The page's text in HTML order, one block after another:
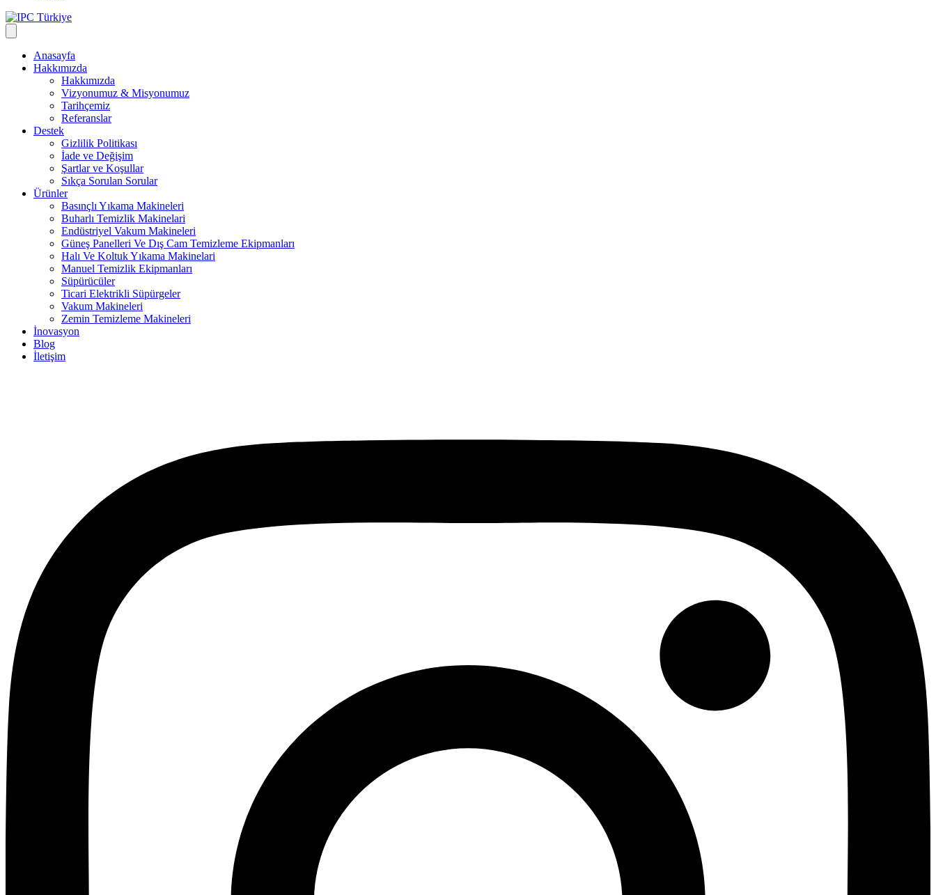
Anasayfa
Hakkımızda
Hakkımızda
Vizyonumuz & Misyonumuz
Tarihçemiz
Referanslar
Destek
Gizlilik Politikası
İade ve Değişim
Şartlar ve Koşullar
Sıkça Sorulan Sorular
Ürünler
Basınçlı Yıkama Makineleri
Buharlı Temizlik Makinelari
Endüstriyel Vakum Makineleri
Güneş Panelleri Ve Dış Cam Temizleme Ekipmanları
Halı Ve Koltuk Yıkama Makinelari
Manuel Temizlik Ekipmanları
Süpürücüler
Ticari Elektrikli Süpürgeler
Vakum Makineleri
Zemin Temizleme Makineleri
İnovasyon
Blog
İletişim